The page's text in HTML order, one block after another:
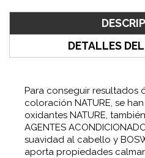
DETALLES
Para conseguir resultados
coloración NATURE, se
oxidantes NATURE,
AGENTES
suavidad al cabello y
aporta propiedades